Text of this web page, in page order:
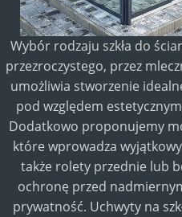
OSŁONA OD SŁOŃCA I
WIATRU
ZIP ROLETA
Więcej →
Wybór rodzaju szkła do
przezroczystego, przez
umożliwia stworzenie
pod względem
Dodatkowo proponujemy
które wprowadza
także rolety przednie lub
ochronę przed
prywatność. Uchwyty na